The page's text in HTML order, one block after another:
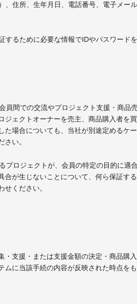
住所、生年月日、電話番号、電子メー
するために必要な情報でIDやパスワード
間での交流やプロジェクト支援・商品
ェクトオーナーを売主、商品購入者を
場合についても、当社が別途定めるケ
い。
ロジェクトが、会員の特定の目的に適
が生じないことについて、何ら保証する
せください。
支援・または支援金額の決定・商品購
に当該手続の内容が反映された時点を